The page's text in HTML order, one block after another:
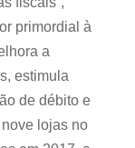
primordial à
a
estimula
de débito e
lojas no